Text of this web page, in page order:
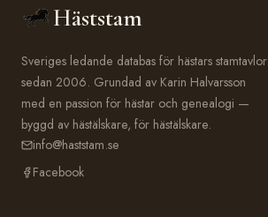
Häststam
Sveriges ledande databas för hästars stamtavlor
sedan 2006. Grundad av Karin Halvarsson
med en passion för hästar och genealogi —
byggd av hästälskare, för hästälskare.
info@haststam.se
Facebook